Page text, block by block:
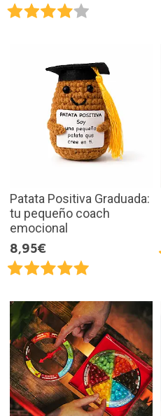
Patata Positiva Graduada:
tu pequeño coach
emocional
8,95€